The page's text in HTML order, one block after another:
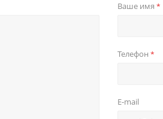
Ваше имя *
Телефон *
E-mail